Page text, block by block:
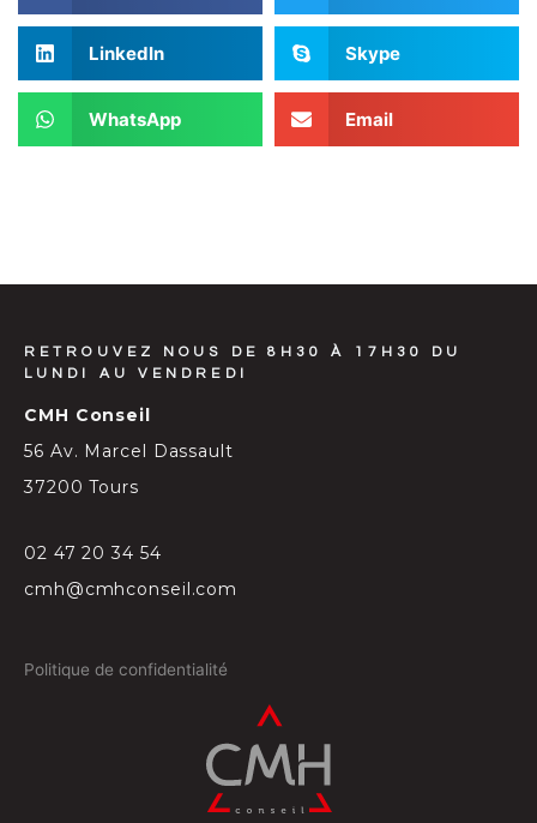
LinkedIn Skype
WhatsApp Email
RETROUVEZ NOUS DE 8H30 À 17H30 DU
LUNDI AU VENDREDI
CMH Conseil
56 Av. Marcel Dassault
37200 Tours
02 47 20 34 54
cmh@cmhconseil.com
Politique de confidentialité